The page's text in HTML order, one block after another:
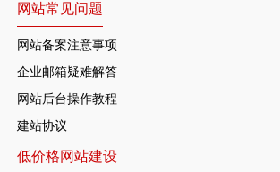
网站常见问题
网站备案注意事项
企业邮箱疑难解答
网站后台操作教程
建站协议
低价格网站建设